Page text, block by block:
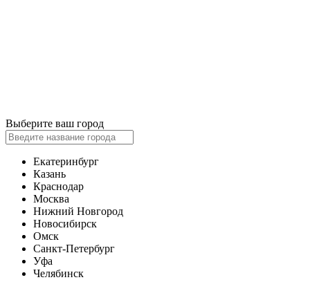
Выберите ваш город
Екатеринбург
Казань
Краснодар
Москва
Нижний Новгород
Новосибирск
Омск
Санкт-Петербург
Уфа
Челябинск